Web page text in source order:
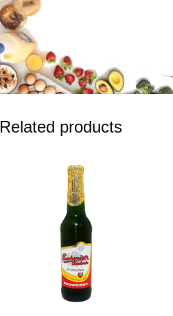
Related products